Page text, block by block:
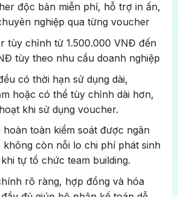
độc bản miễn phí, hỗ trợ in ấn,
nghiệp qua từng voucher
tùy chỉnh từ 1.500.000 VNĐ đến
tùy theo nhu cầu doanh nghiệp
có thời hạn sử dụng dài,
hoặc có thể tùy chỉnh dài hơn,
khi sử dụng voucher.
hoàn toàn kiểm soát được ngân
không còn nỗi lo chi phí phát sinh
tự tổ chức team building.
rõ ràng, hợp đồng và hóa